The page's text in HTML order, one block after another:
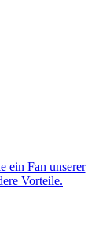
ein Fan unserer
Vorteile.